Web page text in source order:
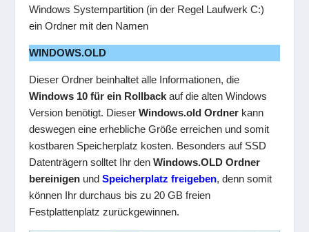
Windows Systempartition (in der Regel Laufwerk C:)
ein Ordner mit den Namen
WINDOWS.OLD
Dieser Ordner beinhaltet alle Informationen, die
Windows 10 für ein Rollback auf die alten Windows
Version benötigt. DieserWindows.old Ordner kann
deswegen eine erhebliche Größe erreichen und somit
kostbaren Speicherplatz kosten. Besonders auf SSD
Datenträgern solltet Ihr denWindows.OLD Ordner
bereinigen undSpeicherplatz freigeben, denn somit
können Ihr durchaus bis zu 20 GB freien
Festplattenplatz zurückgewinnen.